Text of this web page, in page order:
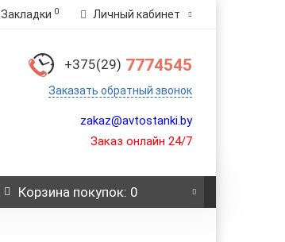
Закладки 0 Личный кабинет
+375(29) 7774545
Заказать обратный звонок
zakaz@avtostanki.by
Заказ онлайн 24/7
Корзинапокупок: 0